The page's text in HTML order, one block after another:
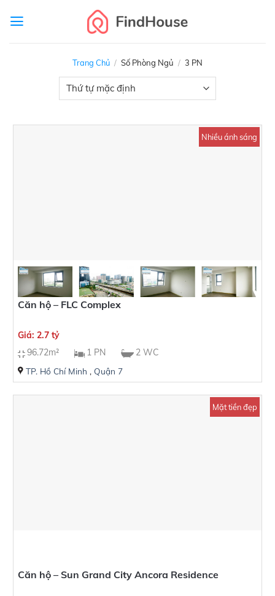
Trang Chủ / Số Phòng Ngủ / 3 PN
Nhiều ánh sáng
Căn hộ – FLC Complex
Giá: 2.7 tỷ
96.72m²
1 PN 2 WC
TP. Hồ Chí Minh , Quận 7
Mặt tiền đẹp
Căn hộ – Sun Grand City Ancora Residence